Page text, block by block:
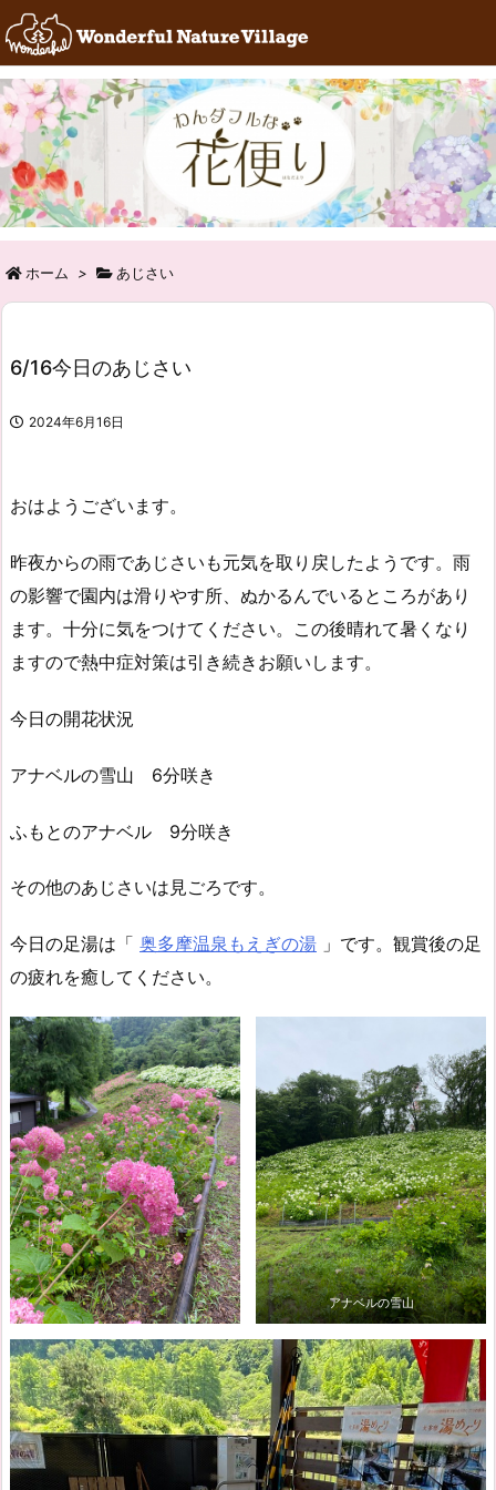
RSS Feedly
ホーム > あじさい
6/16今日のあじさい
2024年6月16日
おはようございます。
昨夜からの雨であじさいも元気を取り戻したようです。雨
の影響で園内は滑りやす所、ぬかるんでいるところがあり
ます。十分に気をつけてください。この後晴れて暑くなり
ますので熱中症対策は引き続きお願いします。
今日の開花状況
アナベルの雪山 6分咲き
ふもとのアナベル 9分咲き
その他のあじさいは見ごろです。
今日の足湯は「 奥多摩温泉もえぎの湯 」です。観賞後の足
の疲れを癒してください。
アナベルの雪山